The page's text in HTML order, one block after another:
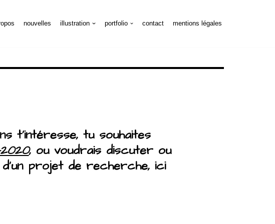
nouvelles illustration portfolio contact mentions légales
t’intéresse, tu souhaites
, ou voudrais discuter ou
projet de recherche, ici